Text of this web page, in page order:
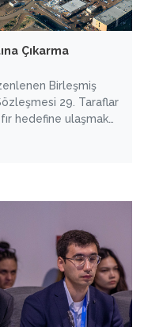
Çıkarma
Birleşmiş
29. Taraflar
hedefine ulaşmak
düzenlenen
Çıkarma